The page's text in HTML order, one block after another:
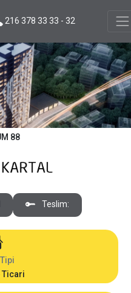
216 378 33 33 - 32
88
Teslim:
Ticari